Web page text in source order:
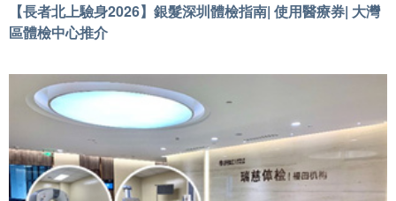
【長者北上驗身2026】銀髮深圳體檢指南| 使用醫療券| 大灣
區體檢中心推介